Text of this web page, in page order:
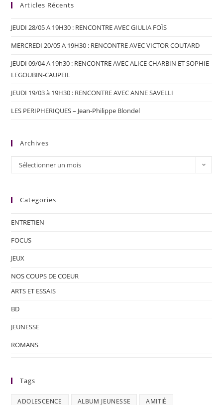
Articles Récents
JEUDI 28/05 A 19H30 : RENCONTRE AVEC GIULIA FOÏS
MERCREDI 20/05 A 19H30 : RENCONTRE AVEC VICTOR COUTARD
JEUDI 09/04 A 19h30 : RENCONTRE AVEC ALICE CHARBIN ET SOPHIE
LEGOUBIN-CAUPEIL
JEUDI 19/03 à 19H30 : RENCONTRE AVEC ANNE SAVELLI
LES PERIPHERIQUES – Jean-Philippe Blondel
Archives
Sélectionner un mois
Categories
ENTRETIEN
FOCUS
JEUX
NOS COUPS DE COEUR
ARTS ET ESSAIS
BD
JEUNESSE
ROMANS
Tags
ADOLESCENCE ALBUM JEUNESSE AMITIÉ